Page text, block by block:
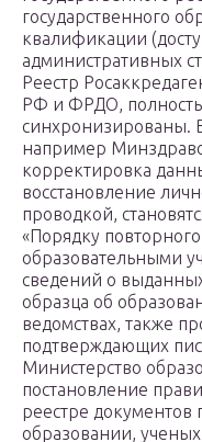
государственного
квалификации
административных
Реестр
РФ и ФРДО,
синхронизированы.
например
корректировка
восстановление
проводкой,
«Порядку
образовательными
сведений о
образца об
ведомствах, также
подтверждающих
Министерство
постановление
реестре документов
образовании,